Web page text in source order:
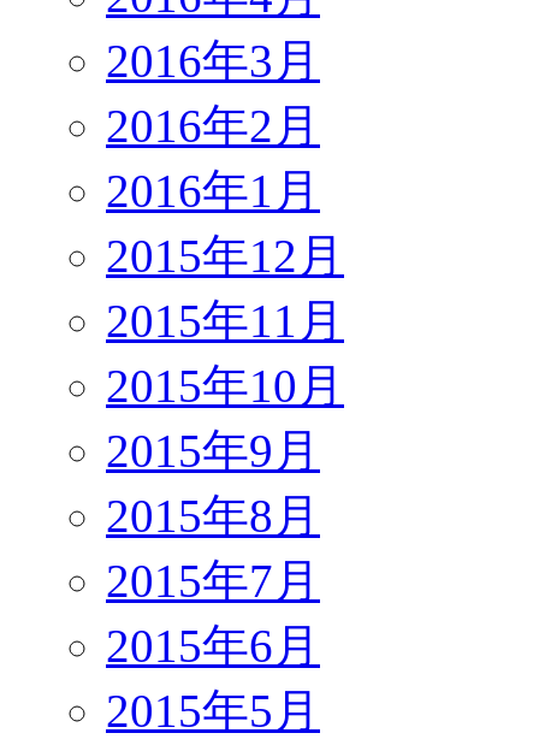
2016年3月
2016年2月
2016年1月
2015年12月
2015年11月
2015年10月
2015年9月
2015年8月
2015年7月
2015年6月
2015年5月